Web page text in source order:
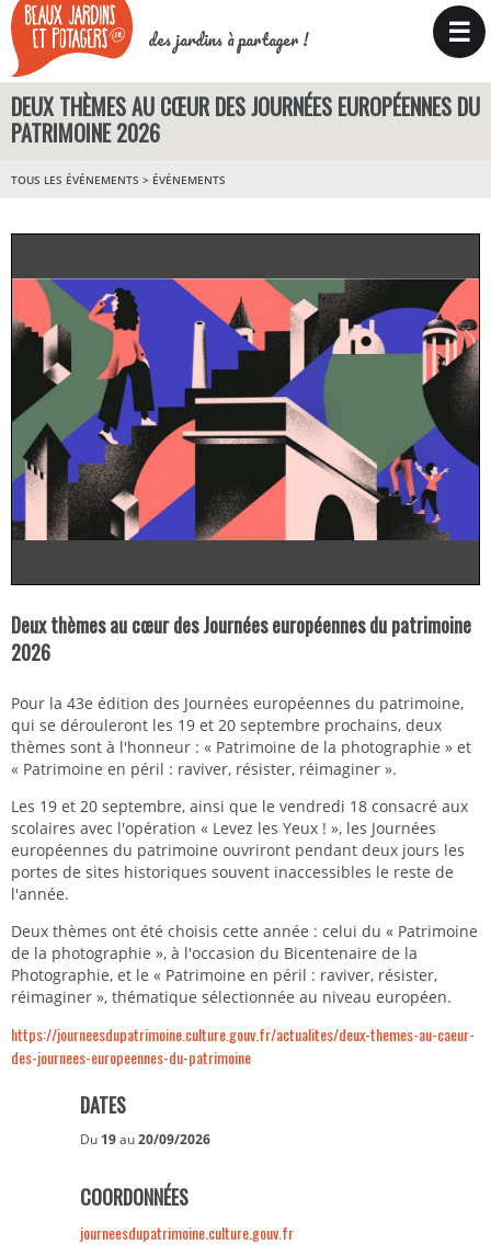
des jardins à partager ! ☰
DEUX THÈMES AU CŒUR DES JOURNÉES EUROPÉENNES DU
PATRIMOINE 2026
TOUS LES ÉVÉNEMENTS > ÉVÉNEMENTS
Deux thèmes au cœur des Journées européennes du patrimoine
2026
Pour la 43e édition des Journées européennes du patrimoine,
qui se dérouleront les 19 et 20 septembre prochains, deux
thèmes sont à l'honneur : « Patrimoine de la photographie » et
« Patrimoine en péril : raviver, résister, réimaginer ».
Les 19 et 20 septembre, ainsi que le vendredi 18 consacré aux
scolaires avec l'opération « Levez les Yeux ! », les Journées
européennes du patrimoine ouvriront pendant deux jours les
portes de sites historiques souvent inaccessibles le reste de
l'année.
Deux thèmes ont été choisis cette année : celui du « Patrimoine
de la photographie », à l'occasion du Bicentenaire de la
Photographie, et le « Patrimoine en péril : raviver, résister,
réimaginer », thématique sélectionnée au niveau européen.
https://journeesdupatrimoine.culture.gouv.fr/actualites/deux-themes-au-caeur-
des-journees-europeennes-du-patrimoine
DATES
Du 19au20/09/2026
COORDONNÉES
journeesdupatrimoine.culture.gouv.fr